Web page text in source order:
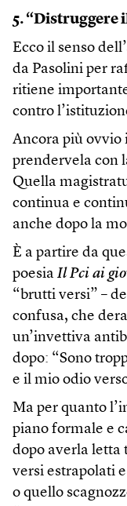
5. “Distruggere
Ecco il senso
da Pasolini per
ritiene
contro
Ancora più ovvio
prendervela con
Quella
continua e
anche dopo la
È a partire da
poesia Il Pci ai
“brutti versi” –
confusa, che
un’invettiva
dopo: “Sono
e il mio odio
Ma per quanto
piano formale e
dopo averla letta
versi estrapolati
o quello